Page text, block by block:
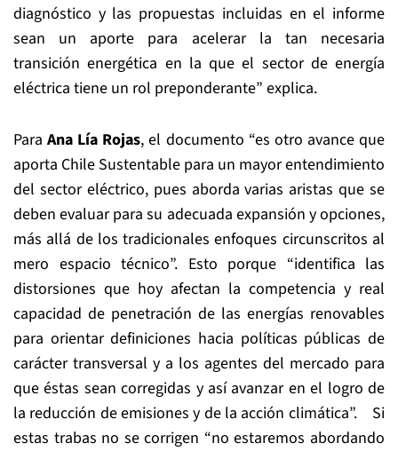
diagnóstico y las propuestas incluidas en el informe
sean un aporte para acelerar la tan necesaria
transición energética en la que el sector de energía
eléctrica tiene un rol preponderante” explica.
ParaAna Lía Rojas, el documento “es otro avance que
aporta Chile Sustentable para un mayor entendimiento
del sector eléctrico, pues aborda varias aristas que se
deben evaluar para su adecuada expansión y opciones,
más allá de los tradicionales enfoques circunscritos al
mero espacio técnico”. Esto porque “identifica las
distorsiones que hoy afectan la competencia y real
capacidad de penetración de las energías renovables
para orientar definiciones hacia políticas públicas de
carácter transversal y a los agentes del mercado para
que éstas sean corregidas y así avanzar en el logro de
la reducción de emisiones y de la acción climática”. Si
estas trabas no se corrigen “no estaremos abordando